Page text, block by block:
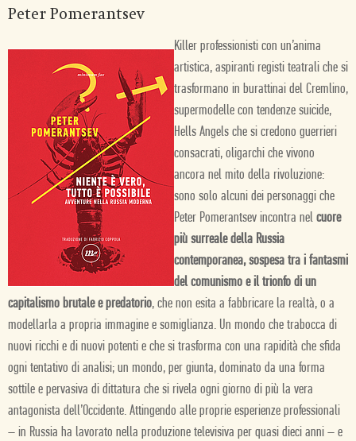
Peter Pomerantsev
Killer professionisti con un’anima
artistica, aspiranti registi teatrali che si
trasformano in burattinai del Cremlino,
supermodelle con tendenze suicide,
Hells Angels che si credono guerrieri
consacrati, oligarchi che vivono
ancora nel mito della rivoluzione:
sono solo alcuni dei personaggi che
Peter Pomerantsev incontra nel cuore
più surreale della Russia
contemporanea, sospesa tra i fantasmi
del comunismo e il trionfo di un
capitalismo brutale e predatorio, che non esita a fabbricare la realtà, o a
modellarla a propria immagine e somiglianza. Un mondo che trabocca di
nuovi ricchi e di nuovi potenti e che si trasforma con una rapidità che sfida
ogni tentativo di analisi; un mondo, per giunta, dominato da una forma
sottile e pervasiva di dittatura che si rivela ogni giorno di più la vera
antagonista dell’Occidente. Attingendo alle proprie esperienze professionali
– in Russia ha lavorato nella produzione televisiva per quasi dieci anni – e